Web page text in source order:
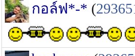
กอล์ฟ*-* (